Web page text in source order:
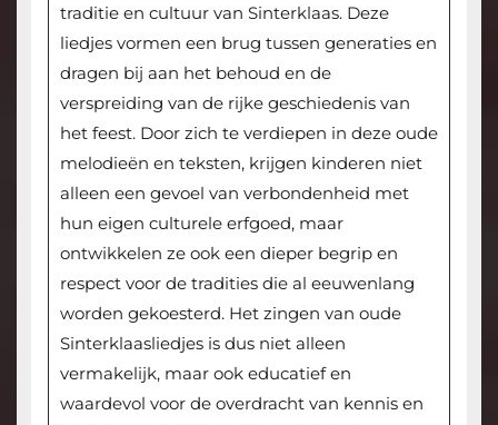
traditie en cultuur van Sinterklaas. Deze
liedjes vormen een brug tussen generaties en
dragen bij aan het behoud en de
verspreiding van de rijke geschiedenis van
het feest. Door zich te verdiepen in deze oude
melodieën en teksten, krijgen kinderen niet
alleen een gevoel van verbondenheid met
hun eigen culturele erfgoed, maar
ontwikkelen ze ook een dieper begrip en
respect voor de tradities die al eeuwenlang
worden gekoesterd. Het zingen van oude
Sinterklaasliedjes is dus niet alleen
vermakelijk, maar ook educatief en
waardevol voor de overdracht van kennis en